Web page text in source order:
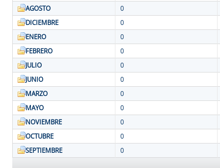
AGOSTO
0
DICIEMBRE
0
ENERO
0
FEBRERO
0
JULIO
0
JUNIO
0
MARZO
0
MAYO
0
NOVIEMBRE
0
OCTUBRE
0
SEPTIEMBRE
0